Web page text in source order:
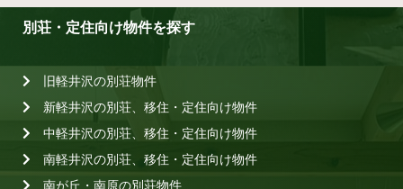
別荘・定住向け物件を探す
旧軽井沢の別荘物件
新軽井沢の別荘、移住・定住向け物件
中軽井沢の別荘、移住・定住向け物件
南軽井沢の別荘、移住・定住向け物件